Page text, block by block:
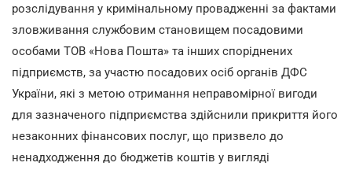
розслідування у кримінальному провадженні за фактами
зловживання службовим становищем посадовими
особами ТОВ «Нова Пошта» та інших споріднених
підприємств, за участю посадових осіб органів ДФС
України, які з метою отримання неправомірної вигоди
для зазначеного підприємства здійснили прикриття його
незаконних фінансових послуг, що призвело до
ненадходження до бюджетів коштів у вигляді